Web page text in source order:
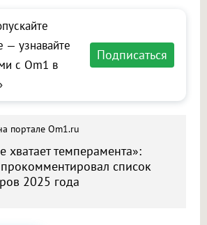
— узнавайте
с Om1 в
Подписаться
портале Om1.ru
хватает темперамента»:
список
2025 года